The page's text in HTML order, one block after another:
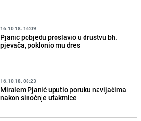
16.10.18. 16:09
Pjanić pobjedu proslavio u društvu bh.
pjevača, poklonio mu dres
16.10.18. 08:23
Miralem Pjanić uputio poruku navijačima
nakon sinoćnje utakmice